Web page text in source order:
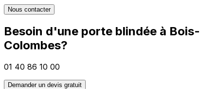
Nous contacter
Besoin d'une porte blindée à Bois-
Colombes?
01 40 86 10 00
Demander un devis gratuit